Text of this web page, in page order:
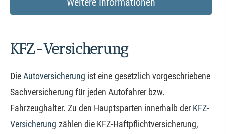
KFZ-Versicherung
DieAuto­ver­si­che­rung ist eine gesetzlich vorgeschriebene
Sachversicherung für jeden Autofahrer bzw.
Fahrzeughalter. Zu den Hauptsparten innerhalb der KFZ-
Versicherung zählen die KFZ-Haft­pflichtversicherung,